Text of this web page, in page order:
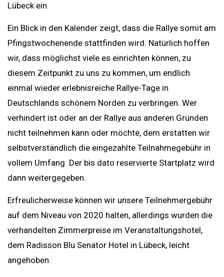
Lübeck ein.
Ein Blick in den Kalender zeigt, dass die Rallye somit am
Pfingstwochenende stattfinden wird. Natürlich hoffen
wir, dass möglichst viele es einrichten können, zu
diesem Zeitpunkt zu uns zu kommen, um endlich
einmal wieder erlebnisreiche Rallye-Tage in
Deutschlands schönem Norden zu verbringen. Wer
verhindert ist oder an der Rallye aus anderen Gründen
nicht teilnehmen kann oder möchte, dem erstatten wir
selbstverständlich die eingezahlte Teilnahmegebühr in
vollem Umfang. Der bis dato reservierte Startplatz wird
dann weitergegeben.
Erfreulicherweise können wir unsere Teilnehmergebühr
auf dem Niveau von 2020 halten, allerdings wurden die
verhandelten Zimmerpreise im Veranstaltungshotel,
dem Radisson Blu Senator Hotel in Lübeck, leicht
angehoben.